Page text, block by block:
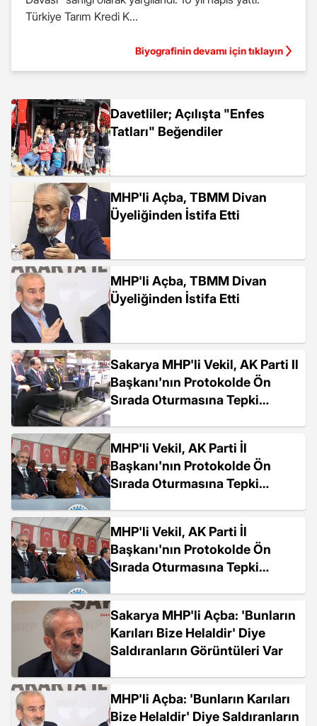
Türkiye Tarım Kredi K...
Biyografinin devamı için tıklayın
Davetliler; Açılışta "Enfes
Tatları" Beğendiler
MHP'li Açba, TBMM Divan
Üyeliğinden İstifa Etti
MHP'li Açba, TBMM Divan
Üyeliğinden İstifa Etti
Sakarya MHP'li Vekil, AK Parti Il
Başkanı'nın Protokolde Ön
Sırada Oturmasına Tepki
MHP'li Vekil, AK Parti İl
Başkanı'nın Protokolde Ön
Sırada Oturmasına Tepki
MHP'li Vekil, AK Parti İl
Başkanı'nın Protokolde Ön
Sırada Oturmasına Tepki
Sakarya MHP'li Açba: 'Bunların
Karıları Bize Helaldir' Diye
Saldıranların Görüntüleri Var
MHP'li Açba: 'Bunların Karıları
Bize Helaldir' Diye Saldıranların